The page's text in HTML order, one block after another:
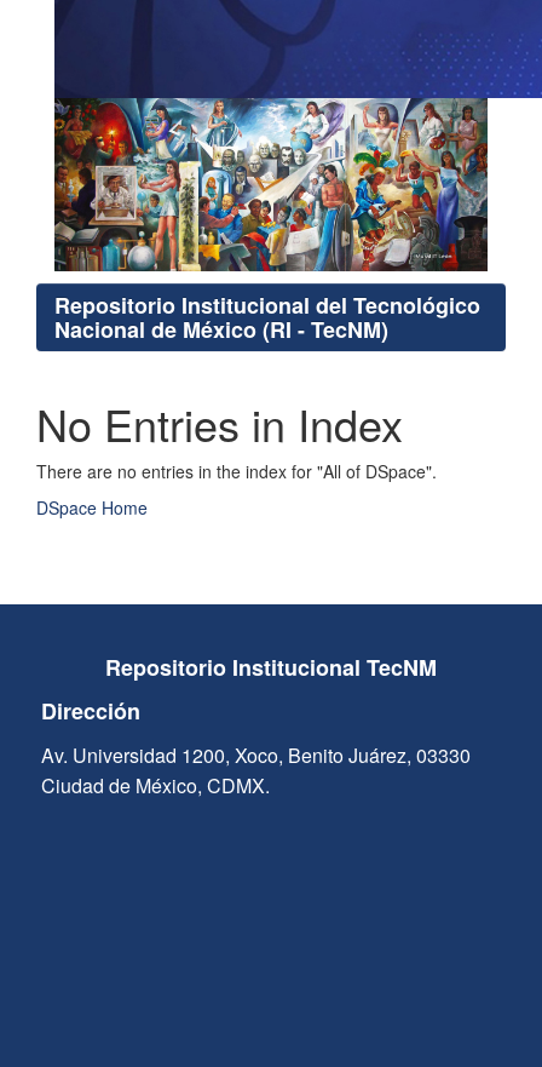
Repositorio Institucional del Tecnológico
Nacional de México (RI - TecNM)
No Entries in Index
There are no entries in the index for "All of DSpace".
DSpace Home
Repositorio Institucional TecNM
Dirección
Av. Universidad 1200, Xoco, Benito Juárez, 03330
Ciudad de México, CDMX.